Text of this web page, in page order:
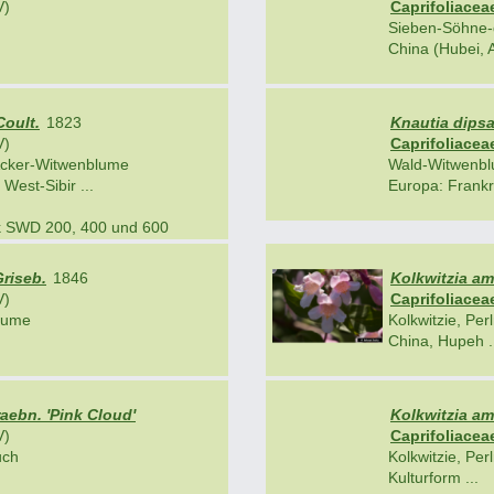
Sieben-
China (Hubei,
1823
Witwenblume
Sibir ...
200, 400 und 600
Knautia
Wald-
Europa:
1846
Kolkwitzia
Kolkwitzie,
China, Hupeh
'Pink Cloud'
Kolkwitzia
Kolkwitzie,
Kulturform ...